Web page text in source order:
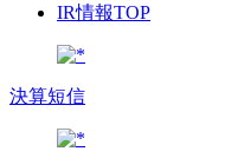
IR情報TOP
決算短信